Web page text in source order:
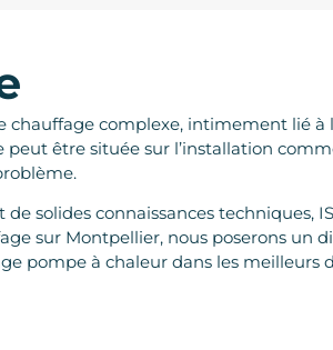
chauffage complexe, intimement lié à
être située sur l’installation
solides connaissances techniques,
sur Montpellier, nous poserons un
pompe à chaleur dans les meilleurs